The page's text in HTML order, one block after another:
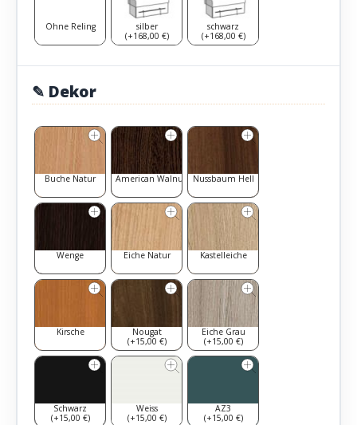
Ohne Reling
silber
(+168,00 €)
schwarz
(+168,00 €)
✎ Dekor
Buche Natur American Walnut Nussbaum Hell
Wenge Eiche Natur Kastelleiche
Kirsche
Nougat
(+15,00 €)
Eiche Grau
(+15,00 €)
Schwarz
(+15,00 €)
Weiss
(+15,00 €)
AZ3
(+15,00 €)